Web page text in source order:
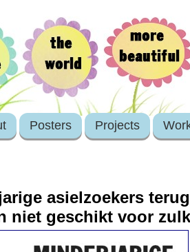
Posters Projects
asielzoekers
niet geschikt voor